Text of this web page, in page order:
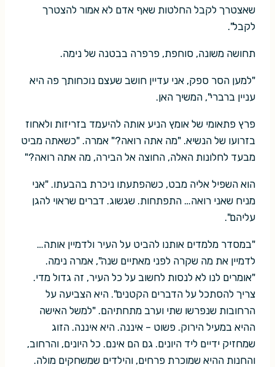
שאצטרך לקבל החלטות שאף אדם לא אמור להצטרך
לקבל".
תחושה משונה, סוחפת, פרפרה בבטנה של נימה.
"למען הסר ספק, אני עדיין חושב שעצם נוכחותך פה היא
עניין ברברי", המשיך האן.
פרץ פתאומי של אומץ הניע אותה להיעמד בזריזות ולאחוז
בזרועו של הנשיא. "מה אתה רואה?" אמרה. "כשאתה מביט
מבעד לחלונות האלה, החוצה אל הבירה, מה אתה רואה?"
הוא השפיל אליה מבט, כשהפתעתו ניכרת בהבעתו. "אני
מניח שאני רואה… התפתחות. שגשוג. דברים שראוי להגן
עליהם".
"במסדר מלמדים אותנו להביט על העיר ולדמיין אותה…
לדמיין את מה שקרה לפני מאתיים שנה", אמרה נימה.
"אומרים לנו לא לנסות לחשוב על כל העיר, זה גדול מדי.
צריך להסתכל על הדברים הקטנים". היא הצביעה על
הרחובות שנפרשו שתי וערב מתחתיהם. "למשל האישה
ההיא במעיל הירוק. פשוט – איננה. היא איננה. הזוג
שמחזיק ידיים ליד היונים. גם הם אינם. כל היונים, והרחוב,
והחנות ההיא שמוכרת פרחים, והילדים שמשחקים מולה.